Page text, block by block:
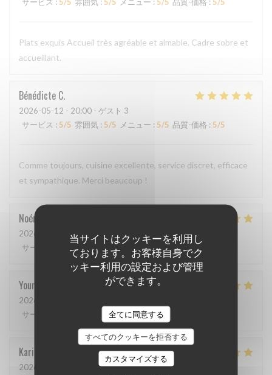
当サイトはクッキーを利用し
ております。お客様自身でク
ッキー利用の設定および管理
ができます。
全てに同意する
すべてのクッキーを拒否する
カスタマイズする
Plats exquis Accueil très agréable et aimable. Cadre sobre et
accueillant.
Bénédicte C
2026-05-12 - 20:00 - ゲスト 3
サービス : 5/5 雰囲気 : 5/5 メニュー : 5/5 品質-価格 : 5/5
Comme toujours, cuisine excellente, service discret, efficace
et sympathique. Merci beaucoup !
Noémie
2026-05-06
- 13:00 - ゲスト 2
サービス
雰囲気 5 /5 メニュー : 5 /5 品質-価格
Youri
2026-04-22
サービス
/5 メニュー:5/5
Karin
2026-05-01
- 19:15 - ゲスト 3